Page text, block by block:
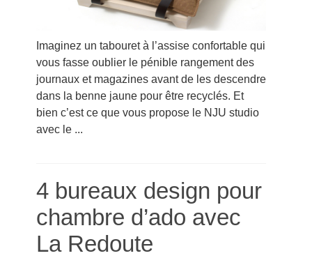
Imaginez un tabouret à l’assise confortable qui
vous fasse oublier le pénible rangement des
journaux et magazines avant de les descendre
dans la benne jaune pour être recyclés. Et
bien c’est ce que vous propose le NJU studio
avec le ...
4 bureaux design pour
chambre d’ado avec
La Redoute